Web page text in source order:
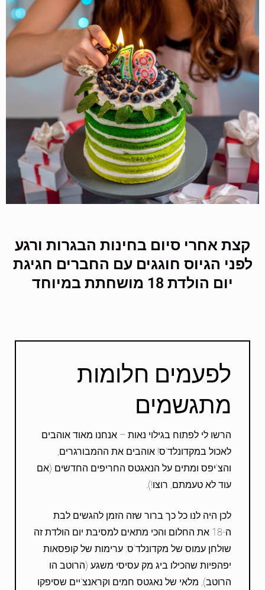
קצת אחרי סיום בחינות הבגרות ורגע
לפני הגיוס חוגגים עם החברים חגיגת
יום הולדת 18 מושחתת במיוחד
לפעמים חלומות
מתגשמים
הרשו לי לפתוח בגילוי נאות – אנחנו מאוד אוהבים
לאכול במקדונלד'ס! אוהבים את ההמבורגרים,
והצ'יפס ומתים על הנאגטס החריפים החדשים (אם
עוד לא טעמתם, רוצו!).
לכן היה לנו כל כך ברור שזה הזמן להגשים לבת
ה-18 את החלום והכי מתאים למסיבת יום הולדת זה
שולחן עמוס של מקדונלד'ס: ערימות של קופסאות
יפהפיות שהכילו ביג מק עסיסי משגע (הרוטב הו
הרוטב), מלאי של נאגטס חמים וקראנצ'יים שסיפקו